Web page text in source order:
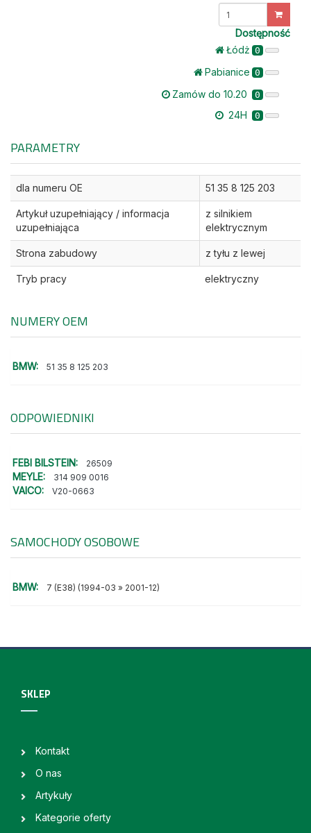
Dostępność
Łódż 0
Pabianice 0
Zamów do 10.20 0
24H 0
PARAMETRY
dla numeru OE 51 35 8 125 203
Artykuł uzupełniający / informacja
uzupełniająca
z silnikiem
elektrycznym
Strona zabudowy z tyłu z lewej
Tryb pracy elektryczny
NUMERY OEM
BMW: 51 35 8 125 203
ODPOWIEDNIKI
FEBI BILSTEIN: 26509
MEYLE: 314 909 0016
VAICO: V20-0663
SAMOCHODY OSOBOWE
BMW: 7 (E38) (1994-03 » 2001-12)
SKLEP
Kontakt
O nas
Artykuły
Kategorie oferty